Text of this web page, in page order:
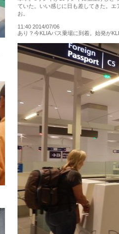
ていた。いい感じに日も差してきた。
お。
11:40 2014/07/06
あり？今KLIAバス乗場に到着。始発が